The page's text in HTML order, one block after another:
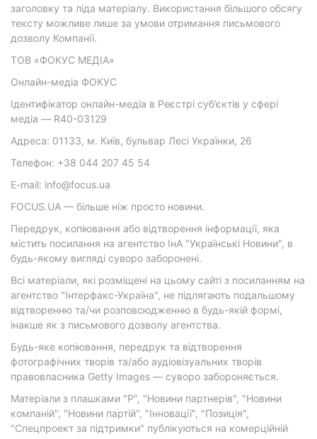
заголовку та ліда матеріалу. Використання більшого обсягу
тексту можливе лише за умови отримання письмового
дозволу Компанії.
ТОВ «ФОКУС МЕДІА»
Онлайн-медіа ФОКУС
Ідентифікатор онлайн-медіа в Реєстрі суб’єктів у сфері
медіа — R40-03129
Адреса: 01133, м. Київ, бульвар Лесі Українки, 26
Телефон: +38 044 207 45 54
E-mail: info@focus.ua
FOCUS.UA — більше ніж просто новини.
Передрук, копіювання або відтворення інформації, яка
містить посилання на агентство ІнА "Українські Новини", в
будь-якому вигляді суворо заборонені.
Всі матеріали, які розміщені на цьому сайті з посиланням на
агентство "Інтерфакс-Україна", не підлягають подальшому
відтворенню та/чи розповсюдженню в будь-якій формі,
інакше як з письмового дозволу агентства.
Будь-яке копіювання, передрук та відтворення
фотографічних творів та/або аудіовізуальних творів
правовласника Getty Images — суворо забороняється.
Матеріали з плашками "Р", "Новини партнерів", "Новини
компаній", "Новини партій", "Інновації", "Позиція",
"Спецпроект за підтримки" публікуються на комерційній